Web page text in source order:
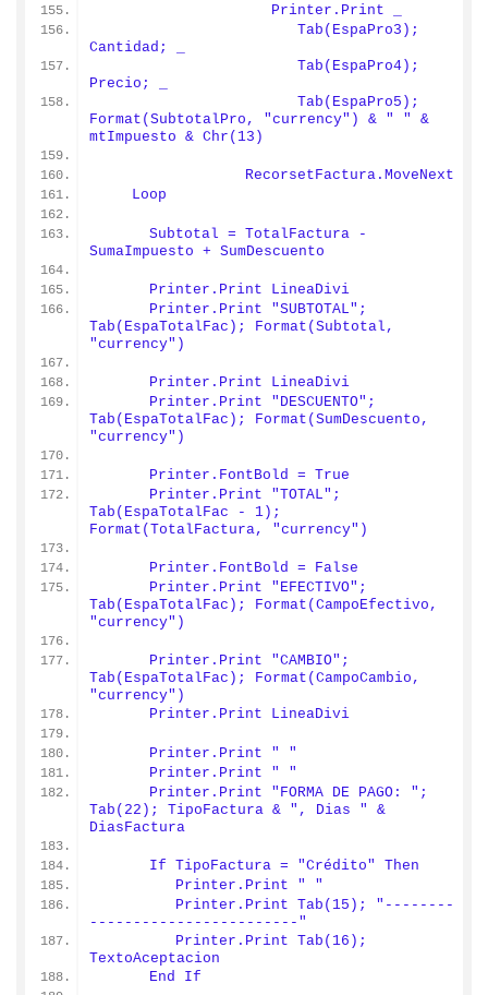
                    Printer.Print _
                       Tab(EspaPro3);
Cantidad; _
                       Tab(EspaPro4);
Precio; _
                       Tab(EspaPro5);
Format(SubtotalPro, "currency") & " " &
mtImpuesto & Chr(13)
                 RecorsetFactura.MoveNext
    Loop
      Subtotal = TotalFactura -
SumaImpuesto + SumDescuento
      Printer.Print LineaDivi
      Printer.Print "SUBTOTAL";
Tab(EspaTotalFac); Format(Subtotal,
"currency")
      Printer.Print LineaDivi
      Printer.Print "DESCUENTO";
Tab(EspaTotalFac); Format(SumDescuento,
"currency")
      Printer.FontBold = True
      Printer.Print "TOTAL";
Tab(EspaTotalFac - 1);
Format(TotalFactura, "currency")
      Printer.FontBold = False
      Printer.Print "EFECTIVO";
Tab(EspaTotalFac); Format(CampoEfectivo,
"currency")
      Printer.Print "CAMBIO";
Tab(EspaTotalFac); Format(CampoCambio,
"currency")
      Printer.Print LineaDivi
      Printer.Print " "
      Printer.Print " "
      Printer.Print "FORMA DE PAGO: ";
Tab(22); TipoFactura & ", Dias " &
DiasFactura
      If TipoFactura = "Crédito" Then
         Printer.Print " "
         Printer.Print Tab(15); "--------
------------------------"
         Printer.Print Tab(16);
TextoAceptacion
      End If